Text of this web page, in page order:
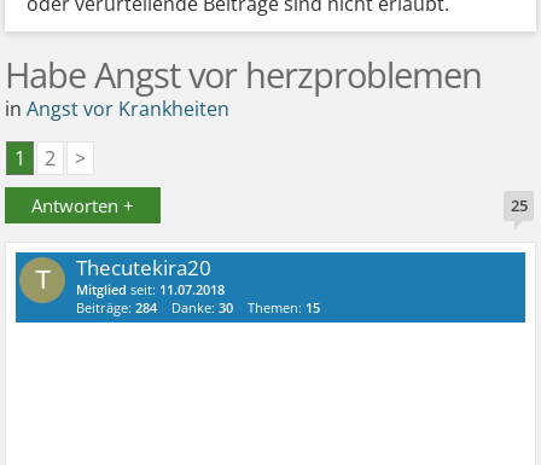
Habe Angst vor herzproblemen
inAngst vor Krankheiten
1
2 >
Antworten + 25
T Thecutekira20
Mitglied seit: 11.07.2018
Beiträge:284 Danke:30 Themen: 15